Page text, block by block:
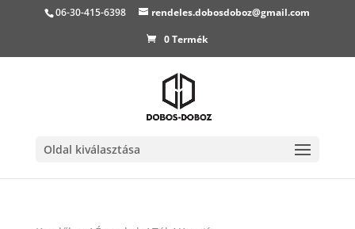
06-30-415-6398
rendeles.dobosdoboz@gmail.com
0 Termék
Oldal kiválasztása